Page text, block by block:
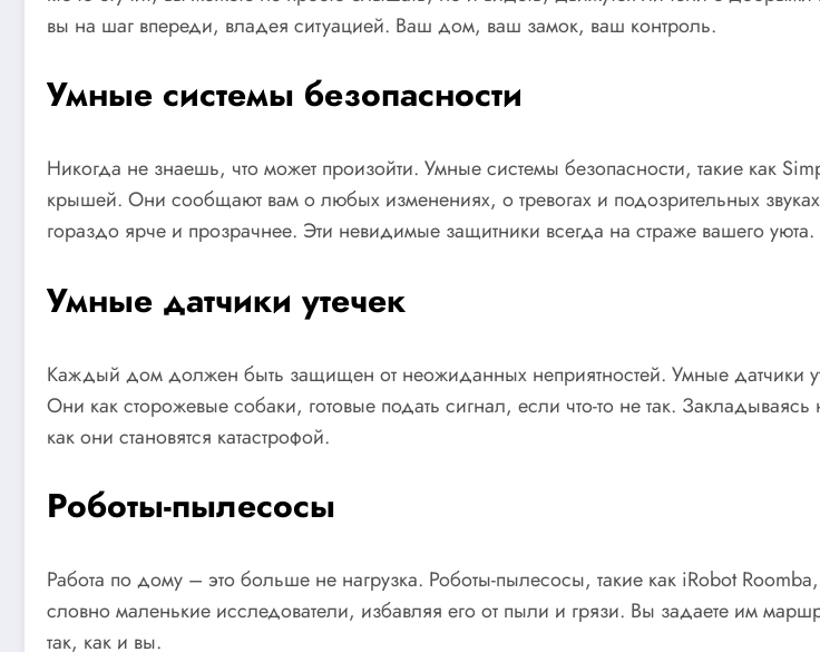
вы на шаг впереди, владея ситуацией. Ваш дом, ваш замок, ваш контроль.
Умные системы безопасности
Никогда не знаешь, что может произойти. Умные системы безопасности, такие как
крышей. Они сообщают вам о любых изменениях, о тревогах и подозрительных
гораздо ярче и прозрачнее. Эти невидимые защитники всегда на страже вашего уюта.
Умные датчики утечек
Каждый дом должен быть защищен от неожиданных неприятностей. Умные датчики
Они как сторожевые собаки, готовые подать сигнал, если что-то не так.
как они становятся катастрофой.
Роботы-пылесосы
Работа по дому – это больше не нагрузка. Роботы-пылесосы, такие как iRobot
словно маленькие исследователи, избавляя его от пыли и грязи. Вы задаете им
так, как и вы.